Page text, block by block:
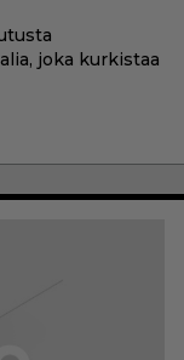
joka kurkistaa